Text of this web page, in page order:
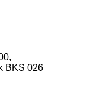
BKS 026